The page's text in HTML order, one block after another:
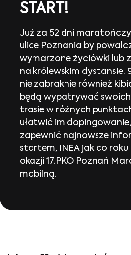
START!
Już za 52 dni
ulice Poznania by
wymarzone życiówki lub
na królewskim dystansie.
nie zabraknie również
będą wypatrywać swoich
trasie w różnych
ułatwić im
zapewnić najnowsze
startem, INEA jak co
okazji 17.PKO Poznań
mobilną.